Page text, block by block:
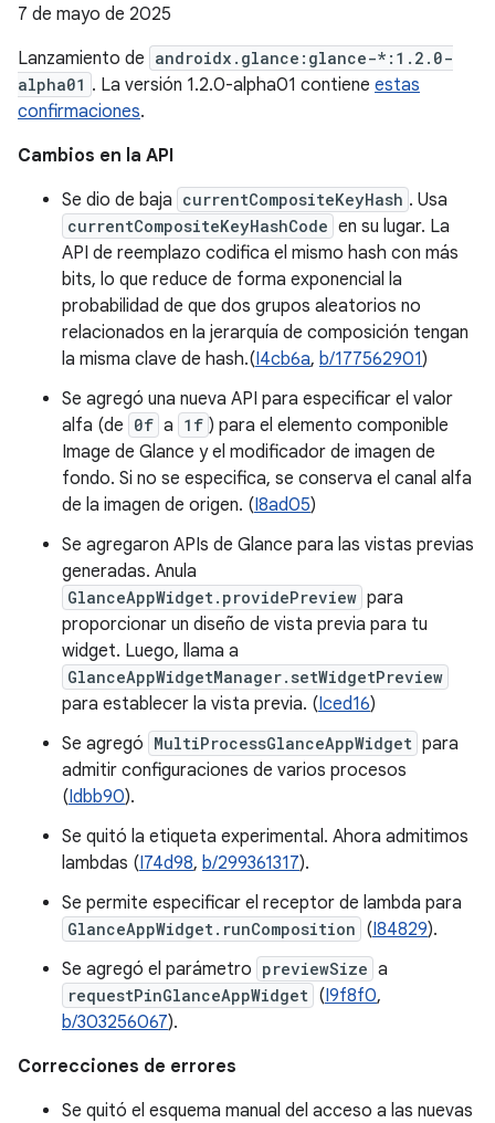
7 de mayo de 2025
Lanzamiento de androidx.glance:glance-*:1.2.0-
alpha01 . La versión 1.2.0-alpha01 contiene estas
confirmaciones.
Cambios en la API
Se dio de baja currentCompositeKeyHash . Usa
currentCompositeKeyHashCode en su lugar. La
API de reemplazo codifica el mismo hash con más
bits, lo que reduce de forma exponencial la
probabilidad de que dos grupos aleatorios no
relacionados en la jerarquía de composición tengan
la misma clave de hash.(I4cb6a, b/177562901)
Se agregó una nueva API para especificar el valor
alfa (de 0f a 1f ) para el elemento componible
Image de Glance y el modificador de imagen de
fondo. Si no se especifica, se conserva el canal alfa
de la imagen de origen. (I8ad05)
Se agregaron APIs de Glance para las vistas previas
generadas. Anula
GlanceAppWidget.providePreview para
proporcionar un diseño de vista previa para tu
widget. Luego, llama a
GlanceAppWidgetManager.setWidgetPreview
para establecer la vista previa. (Iced16)
Se agregó MultiProcessGlanceAppWidget para
admitir configuraciones de varios procesos
(Idbb90).
Se quitó la etiqueta experimental. Ahora admitimos
lambdas (I74d98, b/299361317).
Se permite especificar el receptor de lambda para
GlanceAppWidget.runComposition (I84829).
Se agregó el parámetro previewSize a
requestPinGlanceAppWidget (I9f8f0,
b/303256067).
Correcciones de errores
Se quitó el esquema manual del acceso a las nuevas